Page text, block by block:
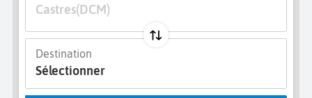
Castres(DCM)
Destination
Sélectionner